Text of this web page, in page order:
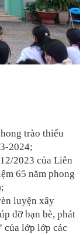
trào thiếu
2024;
2023 của Liên
65 năm phong
luyện xây
đỡ bạn bè, phát
của lớp lớp các